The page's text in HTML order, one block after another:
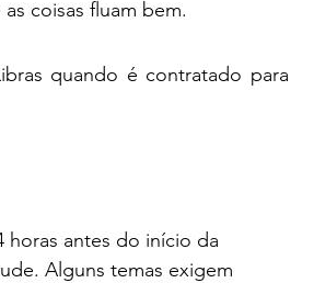
coisas fluam bem.
quando é contratado para
horas antes do início da
Alguns temas exigem